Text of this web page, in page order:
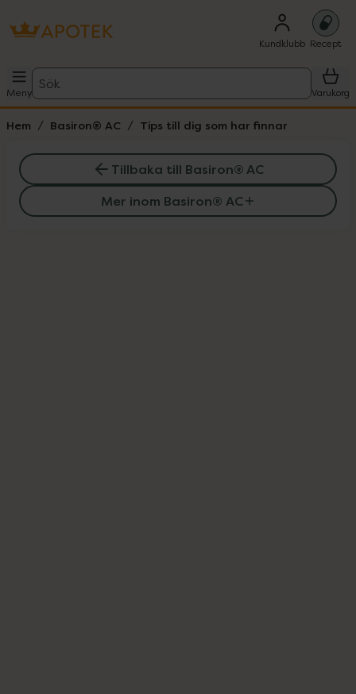
Kundklubb Recept
Meny
Sök
Varukorg
Hem Basiron® AC Tips till dig som har finnar
Tillbaka till Basiron® AC
Mer inom Basiron® AC